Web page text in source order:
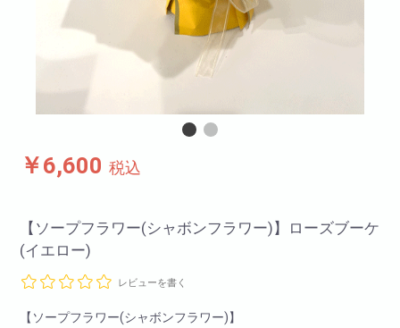
￥6,600 税込
【ソープフラワー(シャボンフラワー)】ローズブーケ
(イエロー)
レビューを書く
【ソープフラワー(シャボンフラワー)】